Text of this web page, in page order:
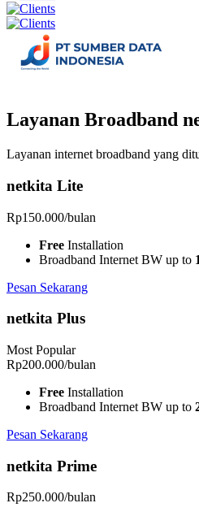
Layanan Broadband
Layanan internet broadband yang
netkita Lite
Rp150.000/bulan
Free Installation
Broadband Internet BW up to
Pesan Sekarang
netkita Plus
Most Popular
Rp200.000/bulan
Free Installation
Broadband Internet BW up to
Pesan Sekarang
netkita Prime
Rp250.000/bulan